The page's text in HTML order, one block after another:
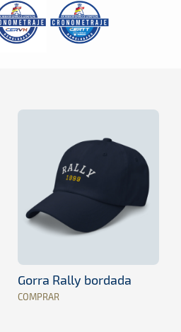
Gorra Rally bordada
COMPRAR